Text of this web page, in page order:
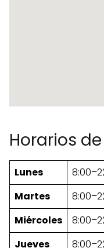
Horarios
Lunes
Martes
Miércoles
Jueves